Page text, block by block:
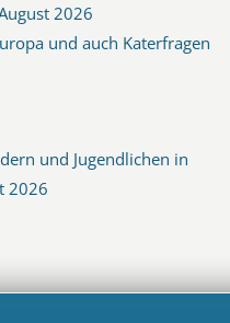
2026
und auch Katerfragen
und Jugendlichen in
2026